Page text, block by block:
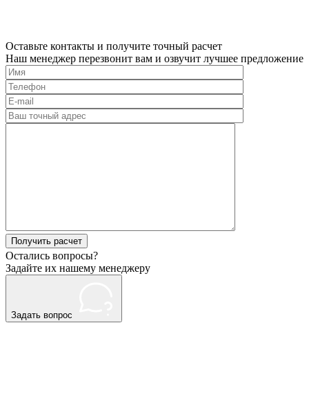
Оставьте контакты и получите точный расчет
Наш менеджер перезвонит вам и озвучит лучшее предложение
Please
leave
this
Остались вопросы?
Задайте их нашему менеджеру
Задать вопрос